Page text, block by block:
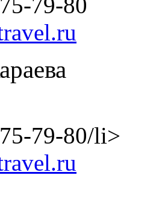
79-80/li>